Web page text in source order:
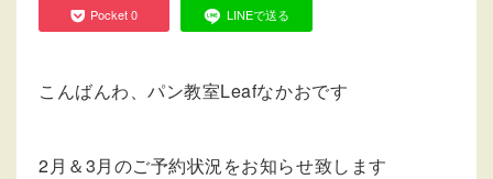
Pocket0 LINEで送る
こんばんわ、パン教室Leafなかおです
2月＆3月のご予約状況をお知らせ致します